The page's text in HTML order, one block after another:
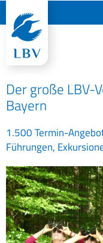
Der große LBV-
Bayern
1.500 Termin-
Führungen,